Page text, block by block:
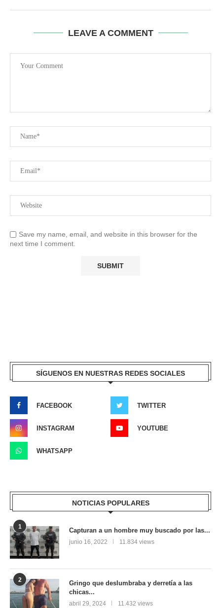
LEAVE A COMMENT
Save my name, email, and website in this browser for the
next time I comment.
SÍGUENOS EN NUESTRAS REDES SOCIALES
FACEBOOK TWITTER
INSTAGRAM YOUTUBE
WHATSAPP
NOTICIAS POPULARES
1 Capturan a un hombre muy buscado por las...
junio 16, 2022 11.834 views
2
Gringo que deslumbraba y derretía a las
chicas...
abril 29, 2024 11.432 views